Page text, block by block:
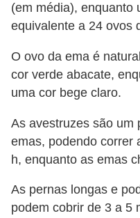
(em média), enquanto
equivalente a 24 ovos
O ovo da ema é
cor verde abacate,
uma cor bege claro.
As avestruzes são um
emas, podendo correr
h, enquanto as emas
As pernas longas e
podem cobrir de 3 a 5
i
n
o
s
G
a
t
o
s
e